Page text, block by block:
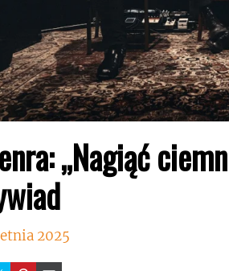
„Nagiąć
2025